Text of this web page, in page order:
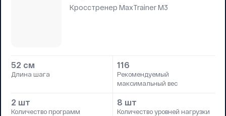
Кросстренер MaxTrainer M3
52 см
Длина шага
116
Рекомендуемый
максимальный вес
2 шт
Количество программ
8 шт
Количество уровней нагрузки